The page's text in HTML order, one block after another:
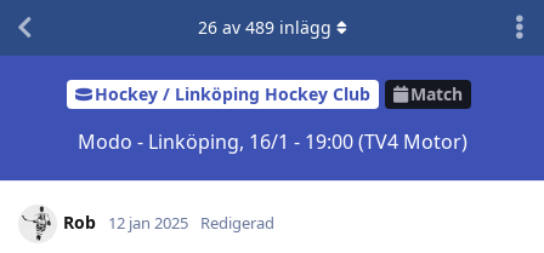
Hockey / Linköping Hockey Club Match
Modo - Linköping, 16/1 - 19:00 (TV4 Motor)
26av 489inlägg
Rob 12 jan 2025 Redigerad